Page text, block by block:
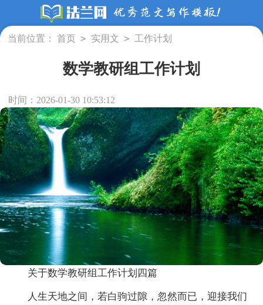
当前位置： 首页 > 实用文 > 工作计划
数学教研组工作计划
时间：2026-01-30 10:53:12
关于数学教研组工作计划四篇
人生天地之间，若白驹过隙，忽然而已，迎接我们